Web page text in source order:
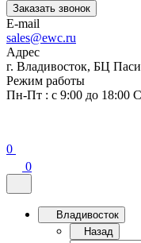
Заказать звонок
E-mail
sales@ewc.ru
Адрес
г. Владивосток, БЦ
Режим работы
Пн-Пт : с 9:00 до 18:00
0
0
Владивосток
Назад